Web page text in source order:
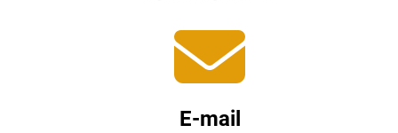
E-mail